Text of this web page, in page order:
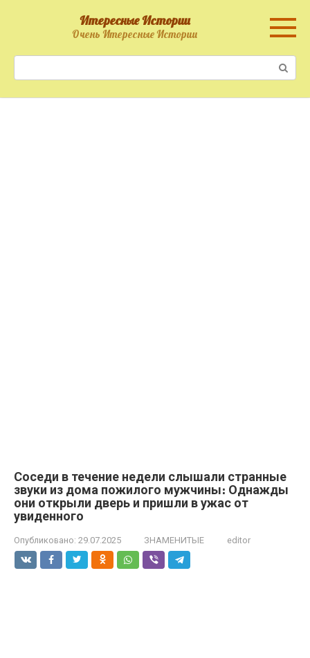
Итересные Истории
Очень Итересные Истории
Соседи в течение недели слышали странные
звуки из дома пожилого мужчины։ Однажды
они открыли дверь и пришли в ужас от
увиденного
Опубликовано: 29.07.2025 ЗНАМЕНИТЫЕ editor